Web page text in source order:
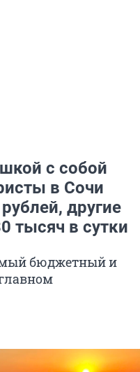
с собой
в Сочи
другие
тысяч в сутки
бюджетный и